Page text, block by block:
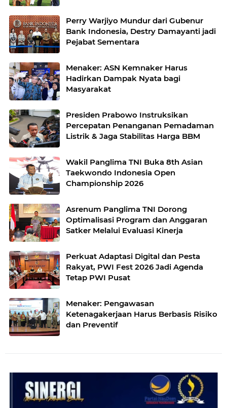
Perry Warjiyo Mundur dari Gubenur
Bank Indonesia, Destry Damayanti jadi
Pejabat Sementara
Menaker: ASN Kemnaker Harus
Hadirkan Dampak Nyata bagi
Masyarakat
Presiden Prabowo Instruksikan
Percepatan Penanganan Pemadaman
Listrik & Jaga Stabilitas Harga BBM
Wakil Panglima TNI Buka 8th Asian
Taekwondo Indonesia Open
Championship 2026
Asrenum Panglima TNI Dorong
Optimalisasi Program dan Anggaran
Satker Melalui Evaluasi Kinerja
Perkuat Adaptasi Digital dan Pesta
Rakyat, PWI Fest 2026 Jadi Agenda
Tetap PWI Pusat
Menaker: Pengawasan
Ketenagakerjaan Harus Berbasis Risiko
dan Preventif